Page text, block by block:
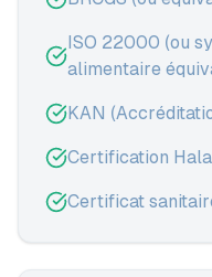
ISO 22000 (ou
alimentaire
KAN
Certification
Certificat